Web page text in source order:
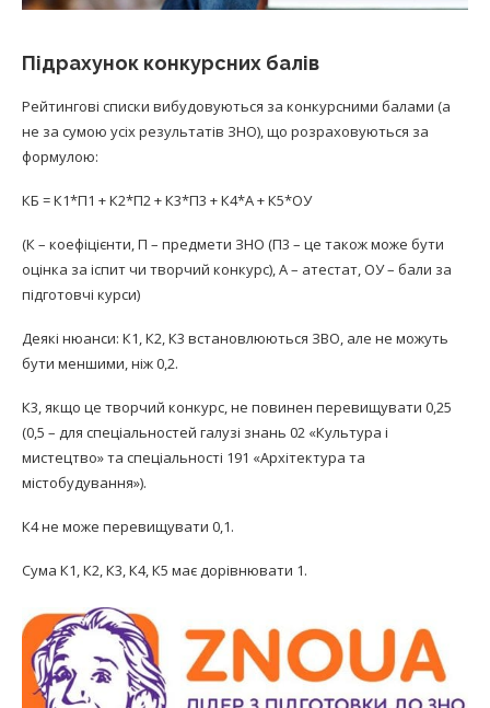
Підрахунок конкурсних балів
Рейтингові списки вибудовуються за конкурсними балами (а
не за сумою усіх результатів ЗНО), що розраховуються за
формулою:
КБ = К1*П1 + К2*П2 + К3*П3 + К4*А + К5*ОУ
(К – коефіцієнти, П – предмети ЗНО (П3 – це також може бути
оцінка за іспит чи творчий конкурс), А – атестат, ОУ – бали за
підготовчі курси)
Деякі нюанси: К1, К2, К3 встановлюються ЗВО, але не можуть
бути меншими, ніж 0,2.
К3, якщо це творчий конкурс, не повинен перевищувати 0,25
(0,5 – для спеціальностей галузі знань 02 «Культура і
мистецтво» та спеціальності 191 «Архітектура та
містобудування»).
К4 не може перевищувати 0,1.
Сума К1, К2, К3, К4, К5 має дорівнювати 1.